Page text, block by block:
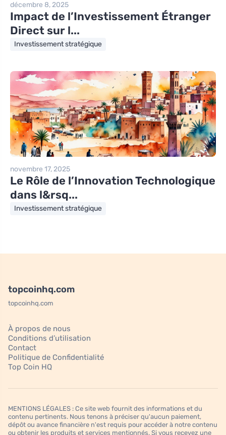
décembre 8, 2025
Impact de l’Investissement Étranger
Direct sur l...
Investissement stratégique
novembre 17, 2025
Le Rôle de l’Innovation Technologique
dans l&rsq...
Investissement stratégique
topcoinhq.com
topcoinhq.com
À propos de nous
Conditions d’utilisation
Contact
Politique de Confidentialité
Top Coin HQ
MENTIONS LÉGALES : Ce site web fournit des informations et du
contenu pertinents. Nous tenons à préciser qu'aucun paiement,
dépôt ou avance financière n'est requis pour accéder à notre contenu
ou obtenir les produits et services mentionnés. Si vous recevez une